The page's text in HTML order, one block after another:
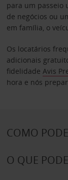
para um passeio
de negócios ou
em família, o
Os locatários
adicionais
fidelidade Avis
hora e nós
COMO
O QUE